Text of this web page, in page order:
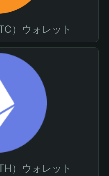
）ウォレット
）ウォレット